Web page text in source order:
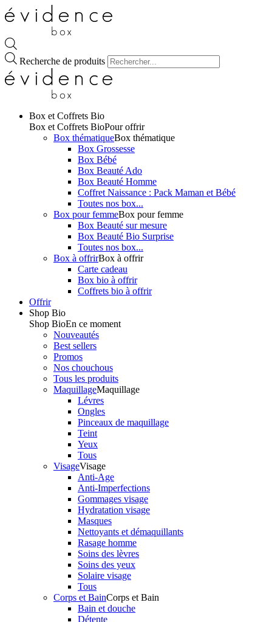
Recherche de produits
Box et Coffrets Bio
Box et Coffrets BioPour offrir
Box thématiqueBox thématique
Box Grossesse
Box Bébé
Box Beauté Ado
Box Beauté Homme
Coffret Naissance : Pack Maman et Bébé
Toutes nos box...
Box pour femmeBox pour femme
Box Beauté sur mesure
Box Beauté Bio Surprise
Toutes nos box...
Box à offrirBox à offrir
Carte cadeau
Box bio à offrir
Coffrets bio à offrir
Offrir
Shop Bio
Shop BioEn ce moment
Nouveautés
Best sellers
Promos
Nos chouchous
Tous les produits
MaquillageMaquillage
Lévres
Ongles
Pinceaux de maquillage
Teint
Yeux
Tous
VisageVisage
Anti-Age
Anti-Imperfections
Gommages visage
Hydratation visage
Masques
Nettoyants et démaquillants
Rasage homme
Soins des lèvres
Soins des yeux
Solaire visage
Tous
Corps et BainCorps et Bain
Bain et douche
Détente